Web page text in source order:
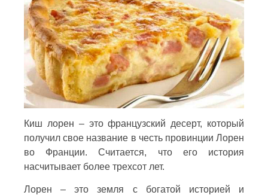
Киш лорен – это французский десерт, который
получил свое название в честь провинции Лорен
во Франции. Считается, что его история
насчитывает более трехсот лет.
Лорен – это земля с богатой историей и